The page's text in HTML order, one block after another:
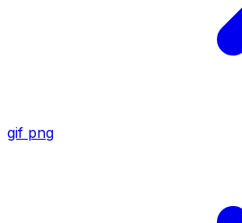
gif png